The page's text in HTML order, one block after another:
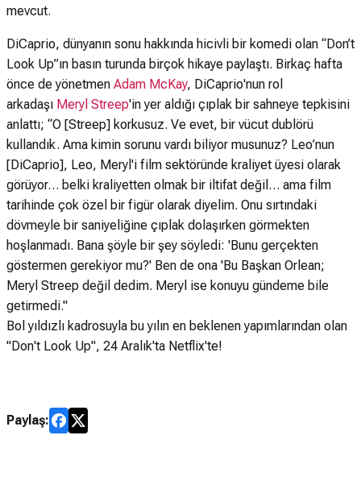
mevcut.
DiCaprio, dünyanın sonu hakkında hicivli bir komedi olan “Don’t
Look Up”ın basın turunda birçok hikaye paylaştı. Birkaç hafta
önce de yönetmen Adam McKay, DiCaprio'nun rol
arkadaşı Meryl Streep'in yer aldığı çıplak bir sahneye tepkisini
anlattı; “O [Streep] korkusuz. Ve evet, bir vücut dublörü
kullandık. Ama kimin sorunu vardı biliyor musunuz? Leo’nun
[DiCaprio], Leo, Meryl'i film sektöründe kraliyet üyesi olarak
görüyor… belki kraliyetten olmak bir iltifat değil… ama film
tarihinde çok özel bir figür olarak diyelim. Onu sırtındaki
dövmeyle bir saniyeliğine çıplak dolaşırken görmekten
hoşlanmadı. Bana şöyle bir şey söyledi: 'Bunu gerçekten
göstermen gerekiyor mu?' Ben de ona 'Bu Başkan Orlean;
Meryl Streep değil dedim. Meryl ise konuyu gündeme bile
getirmedi."
Bol yıldızlı kadrosuyla bu yılın en beklenen yapımlarından olan
"Don't Look Up", 24 Aralık'ta Netflix'te!
Paylaş: